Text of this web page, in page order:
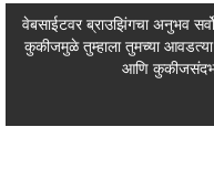
वेबसाईटवर ब्राउझिंगचा अनुभव
कुकीजमुळे तुम्हाला तुमच्या
आणि